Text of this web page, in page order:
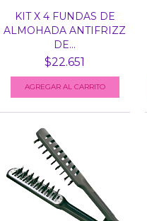
KIT X 4 FUNDAS DE
ALMOHADA ANTIFRIZZ
DE...
$22.651
AGREGAR AL CARRITO